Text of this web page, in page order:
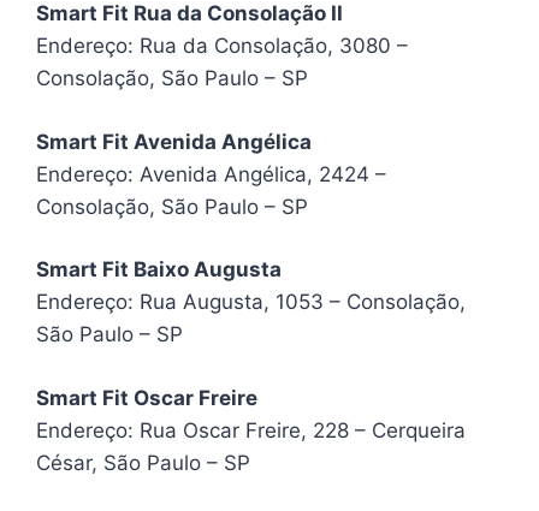
Smart Fit Rua da Consolação II
Endereço: Rua da Consolação, 3080 –
Consolação, São Paulo – SP
Smart Fit Avenida Angélica
Endereço: Avenida Angélica, 2424 –
Consolação, São Paulo – SP
Smart Fit Baixo Augusta
Endereço: Rua Augusta, 1053 – Consolação,
São Paulo – SP
Smart Fit Oscar Freire
Endereço: Rua Oscar Freire, 228 – Cerqueira
César, São Paulo – SP